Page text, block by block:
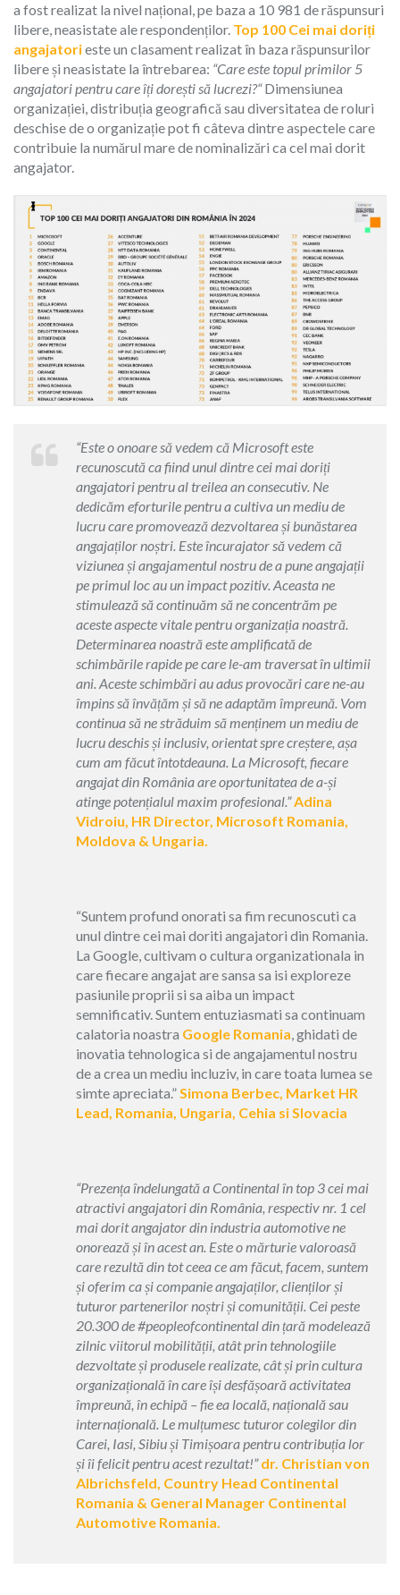
a fost realizat la nivel național, pe baza a 10 981 de răspunsuri
libere, neasistate ale respondenților. Top 100 Cei mai doriți
angajatorieste un clasament realizatîn baza răspunsurilor
libere și neasistate la întrebarea: “Care este topul primilor 5
angajatori pentru care îți dorești să lucrezi?“ Dimensiunea
organizației, distribuția geografică sau diversitatea de roluri
deschise de o organizație pot fi câteva dintre aspectele care
contribuie la numărul mare de nominalizări ca cel mai dorit
angajator.
“Este o onoare să vedem că Microsoft este
recunoscută ca fiind unul dintre cei mai doriți
angajatori pentru al treilea an consecutiv. Ne
dedicăm eforturile pentru a cultiva un mediu de
lucru care promovează dezvoltarea și bunăstarea
angajaților noștri. Este încurajator să vedem că
viziunea și angajamentul nostru de a pune angajații
pe primul loc au un impact pozitiv. Aceasta ne
stimulează să continuăm să ne concentrăm pe
aceste aspecte vitale pentru organizația noastră.
Determinarea noastră este amplificată de
schimbările rapide pe care le-am traversat în ultimii
ani. Aceste schimbări au adus provocări care ne-au
împins să învățăm și să ne adaptăm împreună. Vom
continua să ne străduim să menținem un mediu de
lucru deschis și inclusiv, orientat spre creștere, așa
cum am făcut întotdeauna. La Microsoft, fiecare
angajat din România are oportunitatea de a-și
atinge potențialul maxim profesional.”Adina
Vidroiu, HR Director, Microsoft Romania,
Moldova & Ungaria.
“Suntem profund onorati sa fim recunoscuti ca
unul dintre cei mai doriti angajatori din Romania.
La Google, cultivam o cultura organizationala in
care fiecare angajat are sansa sa isi exploreze
pasiunile proprii si sa aiba un impact
semnificativ. Suntem entuziasmati sa continuam
calatoria noastra Google Romania, ghidati de
inovatia tehnologica si de angajamentul nostru
de a crea un mediu incluziv, in care toata lumea se
simte apreciata.”Simona Berbec, Market HR
Lead, Romania, Ungaria, Cehia si Slovacia
“Prezența îndelungată a Continental în top 3 cei mai
atractivi angajatori din România, respectiv nr. 1 cel
mai dorit angajator din industria automotive ne
onorează și în acest an. Este o mărturie valoroasă
care rezultă din tot ceea ce am făcut, facem, suntem
și oferim ca și companie angajaților, clienților și
tuturor partenerilor noștri și comunității. Cei peste
20.300 de #peopleofcontinental din țară modelează
zilnic viitorul mobilității, atât prin tehnologiile
dezvoltate și produsele realizate, cât și prin cultura
organizațională în care își desfășoară activitatea
împreună, în echipă – fie ea locală, națională sau
internațională. Le mulțumesc tuturor colegilor din
Carei, Iasi, Sibiu și Timișoara pentru contribuția lor
și îi felicit pentru acest rezultat!”dr. Christian von
Albrichsfeld, Country Head Continental
Romania & General Manager Continental
Automotive Romania.